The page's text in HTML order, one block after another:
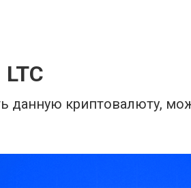
данную криптовалюту,